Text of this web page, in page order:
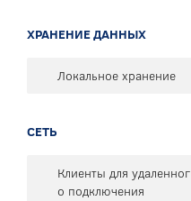
ХРАНЕНИЕ ДАННЫХ
Локальное хранение
СЕТЬ
Клиенты для удаленног
о подключения